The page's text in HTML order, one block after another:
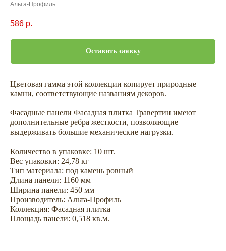
Альта-Профиль
586 р.
Оставить заявку
Цветовая гамма этой коллекции копирует природные
камни, соответствующие названиям декоров.
Фасадные панели Фасадная плитка Травертин имеют
дополнительные ребра жесткости, позволяющие
выдерживать большие механические нагрузки.
Количество в упаковке: 10 шт.
Вес упаковки: 24,78 кг
Тип материала: под камень ровный
Длина панели: 1160 мм
Ширина панели: 450 мм
Производитель: Альта-Профиль
Коллекция: Фасадная плитка
Площадь панели: 0,518 кв.м.
Не откладывайте
покупку на потом